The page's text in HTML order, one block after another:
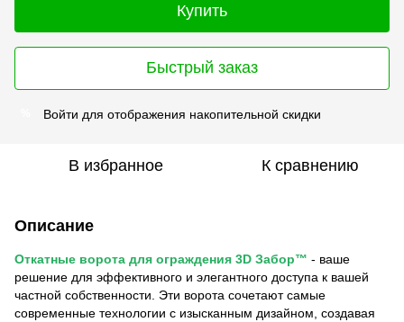
Купить
Быстрый заказ
Войти для отображения накопительной скидки
В избранное К сравнению
Описание
Откатные ворота для ограждения 3D Забор™ - ваше
решение для эффективного и элегантного доступа к вашей
частной собственности. Эти ворота сочетают самые
современные технологии с изысканным дизайном, создавая